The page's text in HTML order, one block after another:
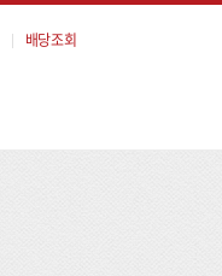
배당조회